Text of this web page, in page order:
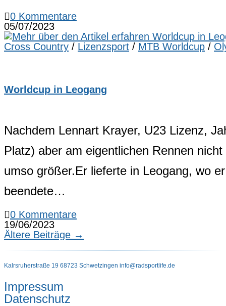
0 Kommentare
05/07/2023
Cross Country / Lizenzsport / MTB Worldcup /
Worldcup in Leogang
Nachdem Lennart Krayer, U23 Lizenz,
Platz) aber am eigentlichen Rennen
umso größer.Er lieferte in Leogang, wo
beendete…
0 Kommentare
19/06/2023
Ältere Beiträge →
Kalrsruherstraße 19 68723 Schwetzingen info@radsportlife.de
Impressum
Datenschutz